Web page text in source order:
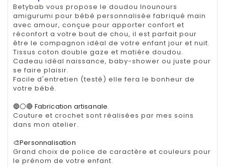
Betybab vous propose le doudou lnounours
amigurumi pour bébé personnalisée fabriqué main
avec amour, conçue pour apporter confort et
réconfort a votre bout de chou, il est parfait pour
être le compagnon idéal de votre enfant jour et nuit.
Tissus coton double gaze et matiére doudou.
Cadeau idéal naissance, baby-shower ou juste pour
se faire plaisir.
Facile d'entretien (testé) elle fera le bonheur de
votre bébé.
🔵⚪🔴 Fabrication artisanale.
Couture et crochet sont réalisées par mes soins
dans mon atelier.
🎨Personnalisation
Grand choix de police de caractère et couleurs pour
le prénom de votre enfant.